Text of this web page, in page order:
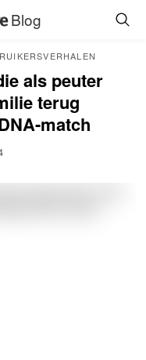
Blog
als peuter
terug
match